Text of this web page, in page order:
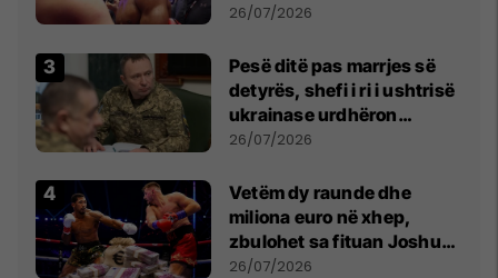
26/07/2026
Pesë ditë pas marrjes së
detyrës, shefi i ri i ushtrisë
ukrainase urdhëron
kontroll të madh
26/07/2026
Vetëm dy raunde dhe
miliona euro në xhep,
zbulohet sa fituan Joshua
e Prenga
26/07/2026